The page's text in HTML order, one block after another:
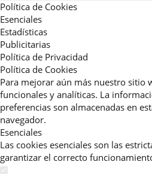
Política de Cookies
Esenciales
Estadísticas
Publicitarias
Política de Privacidad
Política de Cookies
Para mejorar aún más nuestro sitio
funcionales y analíticas. La
preferencias son almacenadas en
navegador.
Esenciales
Las cookies esenciales son las
garantizar el correcto